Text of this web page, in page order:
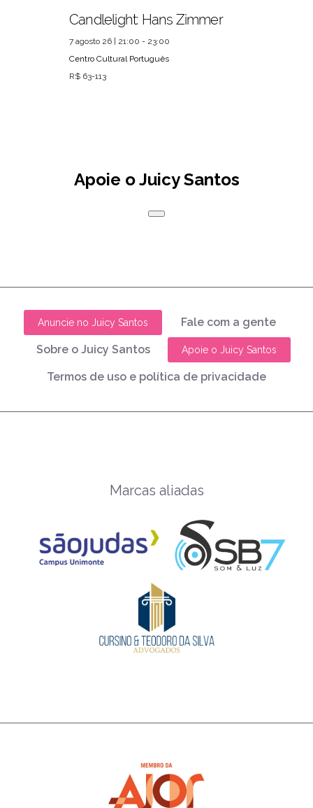
Candlelight: Hans Zimmer
7 agosto 26 | 21:00 - 23:00
Centro Cultural Português
R$ 63-113
Apoie o Juicy Santos
Anuncie no Juicy Santos Fale com a gente
Sobre o Juicy Santos Apoie o Juicy Santos
Termos de uso e política de privacidade
Marcas aliadas